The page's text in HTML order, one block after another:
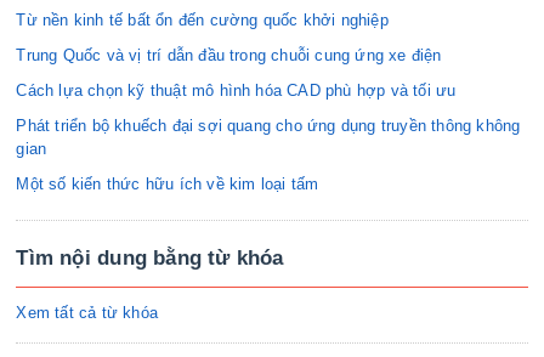
Từ nền kinh tế bất ổn đến cường quốc khởi nghiệp
Trung Quốc và vị trí dẫn đầu trong chuỗi cung ứng xe điện
Cách lựa chọn kỹ thuật mô hình hóa CAD phù hợp và tối ưu
Phát triển bộ khuếch đại sợi quang cho ứng dụng truyền thông không
gian
Một số kiến thức hữu ích về kim loại tấm
Tìm nội dung bằng từ khóa
Xem tất cả từ khóa